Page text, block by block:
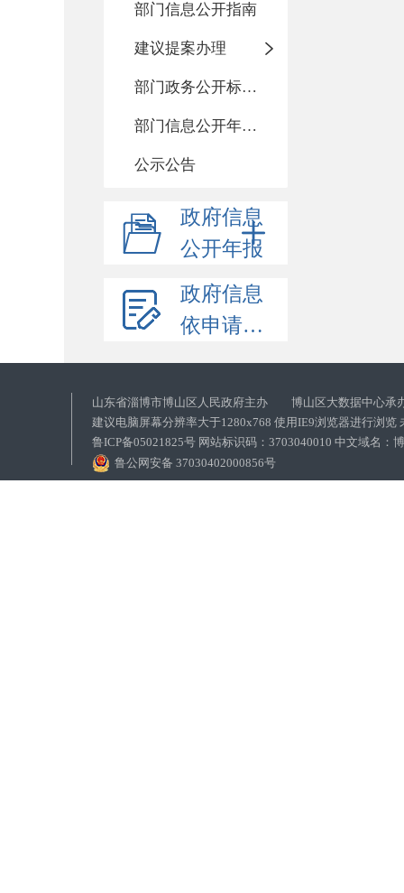
部门信息公开指南
建议提案办理
部门政务公开标准化目录
部门信息公开年度报告
公示公告
政府信息
公开年报
政府信息
依申请公开
山东省淄博市博山区人民政府主办 博山区大数据中心承
建议电脑屏幕分辨率大于1280x768 使用IE9浏览器进行浏览
鲁ICP备05021825号 网站标识码：3703040010 中文域名：
鲁公网安备 37030402000856号